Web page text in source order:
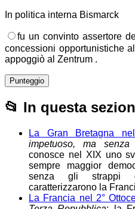
In politica interna Bismarck
fu un convinto assertore
concessioni opportunistiche
appoggiò al Zentrum .
Punteggio
📂 In questa
La Gran Bretagna
impetuoso, ma senza
conosce nel XIX uno
sempre maggior
senza gli strappi
caratterizzarono la
La Francia nel 2°